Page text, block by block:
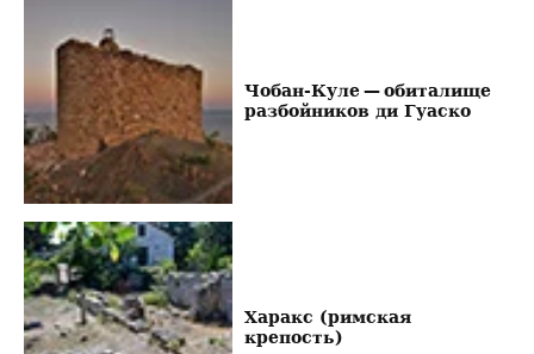
Чобан-Куле — обиталище
разбойников ди Гуаско
Харакс (римская
крепость)